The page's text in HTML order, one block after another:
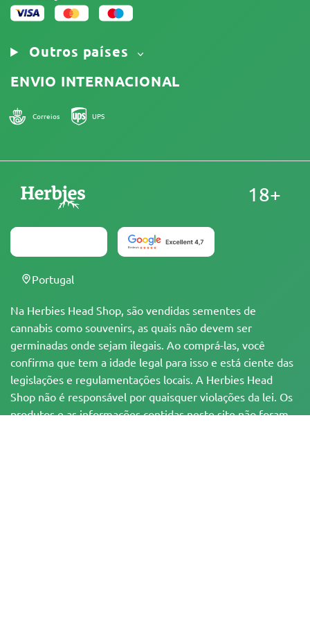
Outros países
ENVIO INTERNACIONAL
Correios UPS
Na Herbies Head Shop, são vendidas sementes de
cannabis como souvenirs, as quais não devem ser
germinadas onde sejam ilegais. Ao comprá-las, você
confirma que tem a idade legal para isso e está ciente das
legislações e regulamentações locais. A Herbies Head
Shop não é responsável por quaisquer violações da lei. Os
produtos e as informações contidas neste site não foram
18+
Portugal